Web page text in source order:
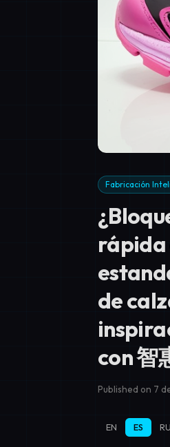
Fabricación
rápida
de
con 智
Published on 7
EN ES RU